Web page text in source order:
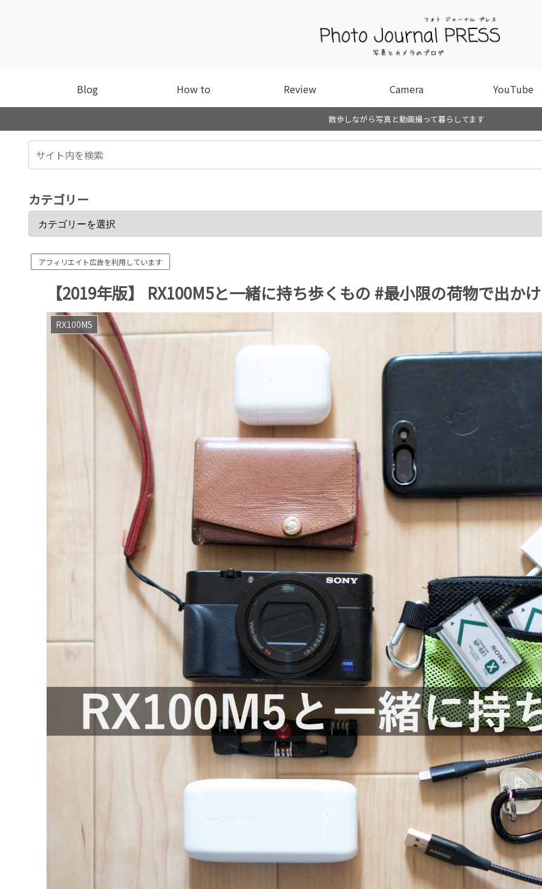
Blog How to Review Camera YouTube
散歩しながら写真と動画撮って暮らしてます
カテゴリー
アフィリエイト広告を利用しています
【2019年版】 RX100M5と一緒に持ち歩くもの #最小限の荷物で出か
RX100M5